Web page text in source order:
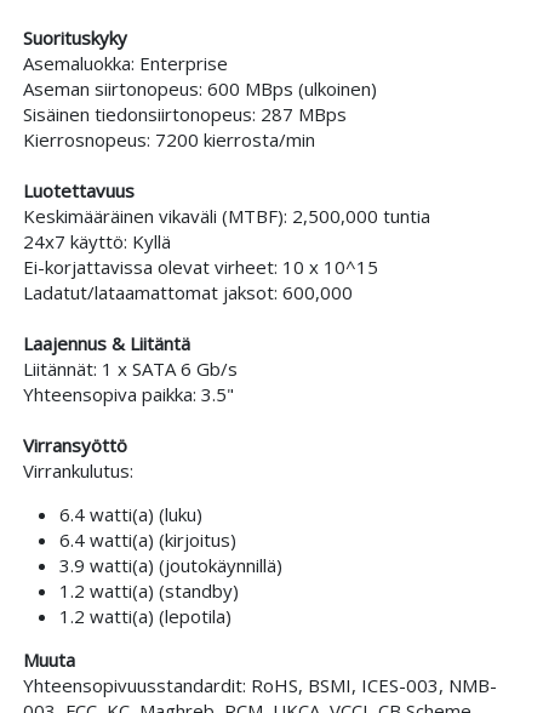
Suorituskyky
Asemaluokka: Enterprise
Aseman siirtonopeus: 600 MBps (ulkoinen)
Sisäinen tiedonsiirtonopeus: 287 MBps
Kierrosnopeus: 7200 kierrosta/min
Luotettavuus
Keskimääräinen vikaväli (MTBF): 2,500,000 tuntia
24x7 käyttö: Kyllä
Ei-korjattavissa olevat virheet: 10 x 10^15
Ladatut/lataamattomat jaksot: 600,000
Laajennus & Liitäntä
Liitännät: 1 x SATA 6 Gb/s
Yhteensopiva paikka: 3.5"
Virransyöttö
Virrankulutus:
6.4 watti(a) (luku)
6.4 watti(a) (kirjoitus)
3.9 watti(a) (joutokäynnillä)
1.2 watti(a) (standby)
1.2 watti(a) (lepotila)
Muuta
Yhteensopivuusstandardit: RoHS, BSMI, ICES-003, NMB-